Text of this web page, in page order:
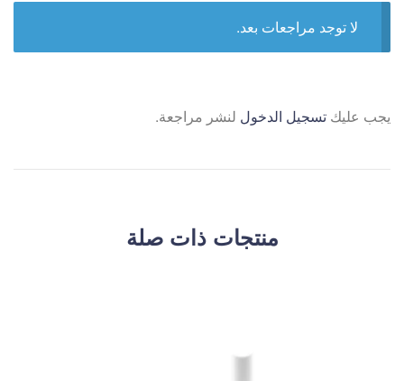
لا توجد مراجعات بعد.
يجب عليك تسجيل الدخول لنشر مراجعة.
منتجات ذات صلة